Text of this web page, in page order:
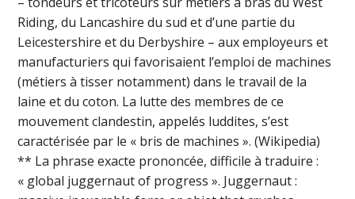
Riding, du Lancashire du sud et d’une partie du
Leicestershire et du Derbyshire – aux employeurs et
manufacturiers qui favorisaient l’emploi de machines
(métiers à tisser notamment) dans le travail de la
laine et du coton. La lutte des membres de ce
mouvement clandestin, appelés luddites, s’est
caractérisée par le « bris de machines ». (Wikipedia)
** La phrase exacte prononcée, difficile à traduire :
« global juggernaut of progress ». Juggernaut :